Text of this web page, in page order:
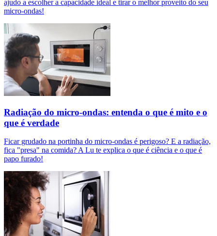
ajudo a escolher a capacidade ideal e tirar o melhor proveito do seu
micro-ondas!
Radiação do micro-ondas: entenda o que é mito e o
que é verdade
Ficar grudado na portinha do micro-ondas é perigoso? E a radiação,
fica "presa" na comida? A Lu te explica o que é ciência e o que é
papo furado!